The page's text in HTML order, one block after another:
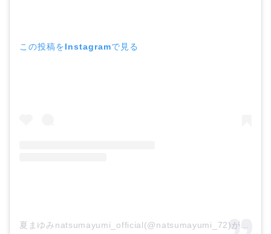
この投稿をInstagramで見る